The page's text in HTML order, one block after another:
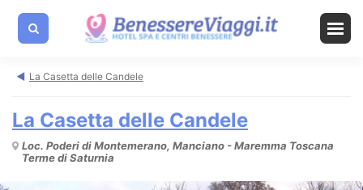
La Casetta delle Candele
La Casetta delle Candele
Loc. Poderi di Montemerano, Manciano - Maremma Toscana
Terme di Saturnia